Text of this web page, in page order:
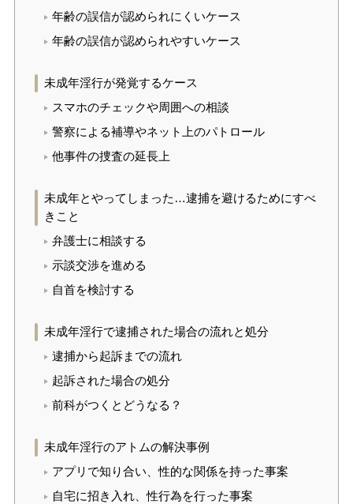
年齢の誤信が認められにくいケース
年齢の誤信が認められやすいケース
未成年淫行が発覚するケース
スマホのチェックや周囲への相談
警察による補導やネット上のパトロール
他事件の捜査の延長上
未成年とやってしまった…逮捕を避けるためにすべ
きこと
弁護士に相談する
示談交渉を進める
自首を検討する
未成年淫行で逮捕された場合の流れと処分
逮捕から起訴までの流れ
起訴された場合の処分
前科がつくとどうなる？
未成年淫行のアトムの解決事例
アプリで知り合い、性的な関係を持った事案
自宅に招き入れ、性行為を行った事案